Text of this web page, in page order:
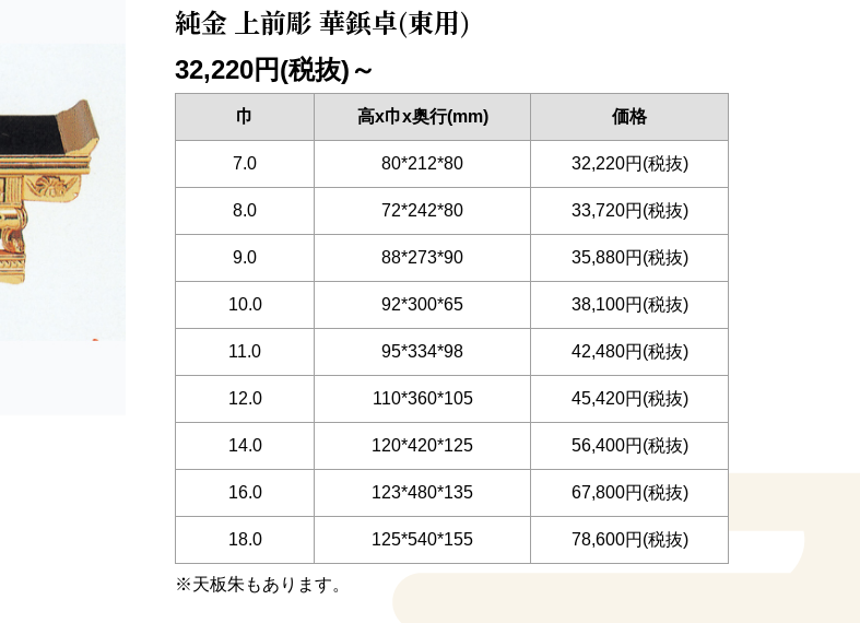
純金 上前彫 華鋲卓(東用)
32,220円(税抜)～
巾 高x巾x奥行(mm) 価格
7.0 80*212*80 32,220円(税抜)
8.0 72*242*80 33,720円(税抜)
9.0 88*273*90 35,880円(税抜)
10.0 92*300*65 38,100円(税抜)
11.0 95*334*98 42,480円(税抜)
12.0 110*360*105 45,420円(税抜)
14.0 120*420*125 56,400円(税抜)
16.0 123*480*135 67,800円(税抜)
18.0 125*540*155 78,600円(税抜)
※天板朱もあります。